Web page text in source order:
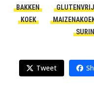
BAKKEN GLUTENVRIJ
KOEK
Tweet